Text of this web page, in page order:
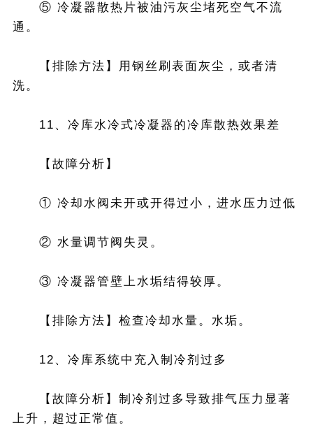
⑤ 冷凝器散热片被油污灰尘堵死空气不流
通。
【排除方法】用钢丝刷表面灰尘，或者清
洗。
11、冷库水冷式冷凝器的冷库散热效果差
【故障分析】
① 冷却水阀未开或开得过小，进水压力过低
② 水量调节阀失灵。
③ 冷凝器管壁上水垢结得较厚。
【排除方法】检查冷却水量。水垢。
12、冷库系统中充入制冷剂过多
【故障分析】制冷剂过多导致排气压力显著
上升，超过正常值。